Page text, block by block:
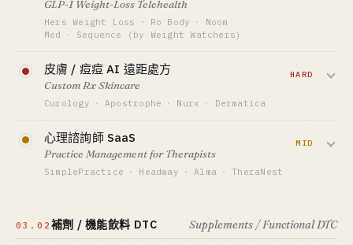
GLP-1 Weight-Loss Telehealth
Hers Weight Loss · Ro Body ·
Noom
Med
· Sequence (by Weight Watchers)
+ 配藥。Hers GLP-1 單條線半年跑到
$200M+ ARR — 2026 最大醫療賽道。但
FDA 複合藥監管隨時變天。
資金底線 · CAPITAL
$5M-50M
GTM · SALES MOTION
Hers GLP-1 $200M+ ARR · Ro Body 高速成長
皮膚 / 痘痘 AI 遠距處方
Custom Rx Skincare
Curology · Apostrophe · Nurx · Dermatica
劑。Curology 2023 估值 $1.4B 但 2024
年大裁員 — 客單穩但 CAC 越來越貴。
GTM · SALES MOTION
HARD
心理諮詢師 SaaS
Practice Management for Therapists
SimplePractice · Headway · Alma · TheraNest
$200M+ ARR，HIPAA 合規是護城河也是
MID
03.02 補劑 / 機能飲料 DTC Supplements / Functional DTC